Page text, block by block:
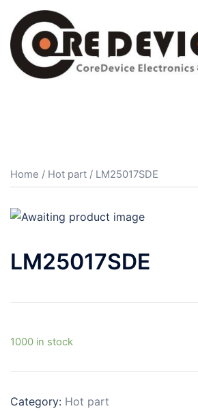
Home / Hot part / LM25017SDE
LM25017SDE
1000 in stock
Category: Hot part